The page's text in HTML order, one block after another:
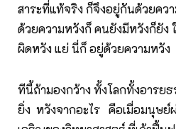
สาระที่แท้จริง ก็จึงอยู่กันด้วยคว
ด้วยความหวังก็ คนยังมีหวังก็ยัง
ผิดหวัง แย่ นี่ก็ อยู่ด้วยความหวัง
ทีนี้ถ้ามองกว้าง ทั้งโลกทั้งอารย
ยิ่ง หวังจากอะไร คือเมื่อมนุษย์